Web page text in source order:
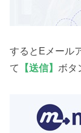
するとEメール
て
【送信】 ボタ